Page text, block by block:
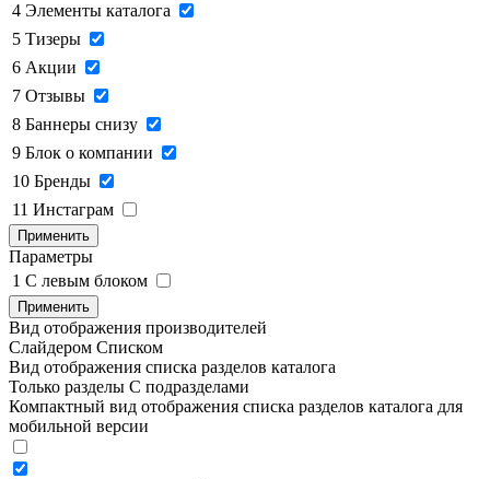
4 Элементы каталога
5 Тизеры
6 Акции
7 Отзывы
8 Баннеры снизу
9 Блок о компании
10 Бренды
11 Инстаграм
Применить
Параметры
1 C левым блоком
Применить
Вид отображения производителей
Слайдером Списком
Вид отображения списка разделов каталога
Только разделы С подразделами
Компактный вид отображения списка разделов каталога для
мобильной версии